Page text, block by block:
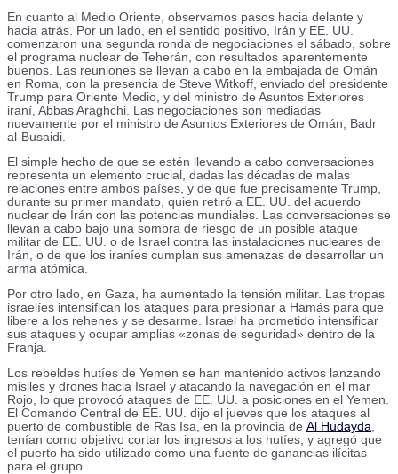
En cuanto al Medio Oriente, observamos pasos hacia delante y
hacia atrás. Por un lado, en el sentido positivo, Irán y EE. UU.
comenzaron una segunda ronda de negociaciones el sábado, sobre
el programa nuclear de Teherán, con resultados aparentemente
buenos. Las reuniones se llevan a cabo en la embajada de Omán
en Roma, con la presencia de Steve Witkoff, enviado del presidente
Trump para Oriente Medio, y del ministro de Asuntos Exteriores
iraní, Abbas Araghchi. Las negociaciones son mediadas
nuevamente por el ministro de Asuntos Exteriores de Omán, Badr
al-Busaidi.
El simple hecho de que se estén llevando a cabo conversaciones
representa un elemento crucial, dadas las décadas de malas
relaciones entre ambos países, y de que fue precisamente Trump,
durante su primer mandato, quien retiró a EE. UU. del acuerdo
nuclear de Irán con las potencias mundiales. Las conversaciones se
llevan a cabo bajo una sombra de riesgo de un posible ataque
militar de EE. UU. o de Israel contra las instalaciones nucleares de
Irán, o de que los iraníes cumplan sus amenazas de desarrollar un
arma atómica.
Por otro lado, en Gaza, ha aumentado la tensión militar. Las tropas
israelíes intensifican los ataques para presionar a Hamás para que
libere a los rehenes y se desarme. Israel ha prometido intensificar
sus ataques y ocupar amplias «zonas de seguridad» dentro de la
Franja.
Los rebeldes hutíes de Yemen se han mantenido activos lanzando
misiles y drones hacia Israel y atacando la navegación en el mar
Rojo, lo que provocó ataques de EE. UU. a posiciones en el Yemen.
El Comando Central de EE. UU. dijo el jueves que los ataques al
puerto de combustible de Ras Isa, en la provincia de Al Hudayda
tenían como objetivo cortar los ingresos a los hutíes, y agregó que
el puerto ha sido utilizado como una fuente de ganancias ilícitas
para el grupo.